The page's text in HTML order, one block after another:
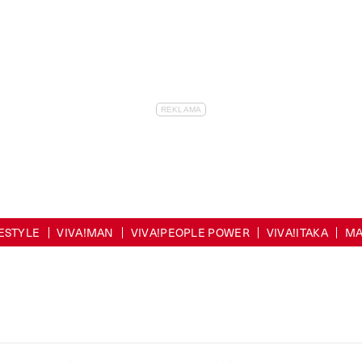
VIVA!MAN VIVA!PEOPLE POWER VIVA!ITAKA